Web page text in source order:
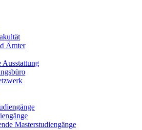
Ämter
Ausstattung
Masterstudiengänge